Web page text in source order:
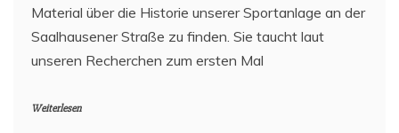
Material über die Historie unserer Sportanlage an der
Saalhausener Straße zu finden. Sie taucht laut
unseren Recherchen zum ersten Mal
Weiterlesen